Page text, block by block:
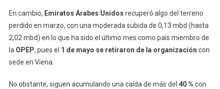
En cambio, Emiratos Árabes Unidos recuperó algo del terreno
perdido en marzo, con una moderada subida de 0,13 mbd (hasta
2,02 mbd) en lo que ha sido el último mes como país miembro de
la OPEP, pues el 1 de mayo se retiraron de la organización con
sede en Viena.
No obstante, siguen acumulando una caída de más del 40 % con